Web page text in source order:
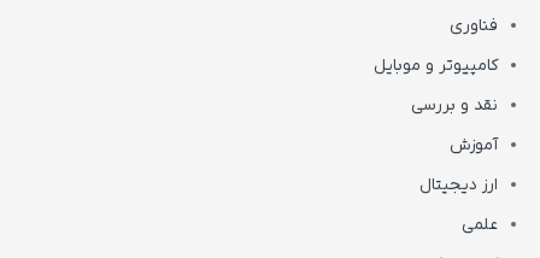
فناوری
کامپیوتر و موبایل
نقد و بررسی
آموزش
ارز دیجیتال
علمی